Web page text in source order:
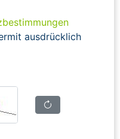
ausdrücklich